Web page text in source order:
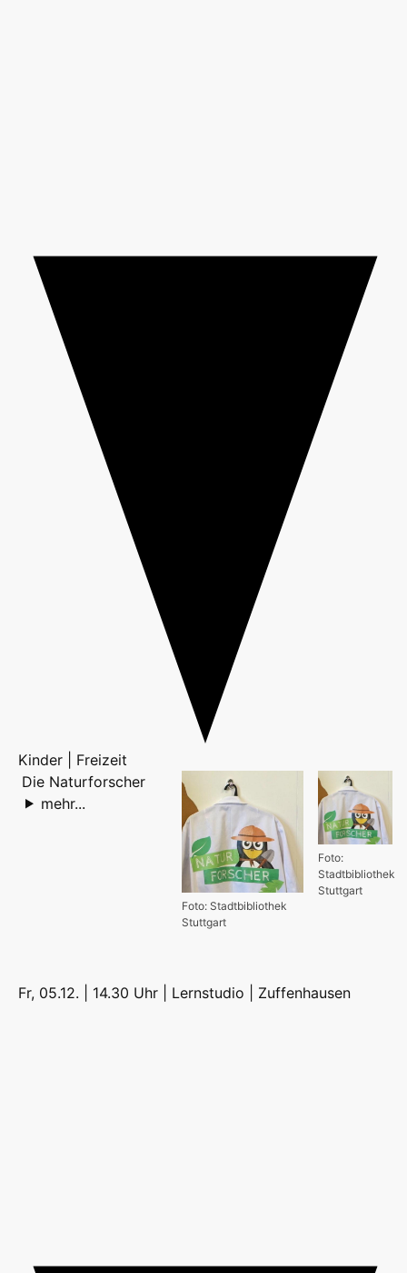
Kinder | Freizeit
Foto:
Stadtbibliothek
Stuttgart
Foto: Stadtbibliothek
Stuttgart
Die Naturforscher
mehr...
Fr, 05.12. | 14.30 Uhr | Lernstudio | Zuffenhausen